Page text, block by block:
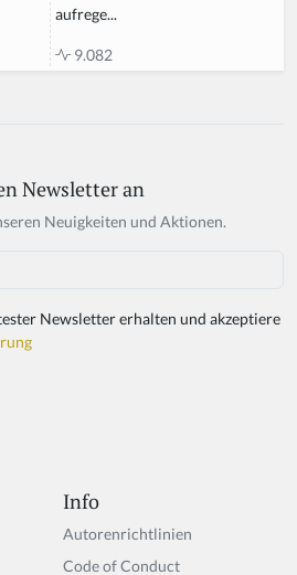
aufrege...
9.082
Info
Autorenrichtlinien
Code of Conduct
Newsletter an
Neuigkeiten und Aktionen.
Newsletter erhalten und akzeptiere